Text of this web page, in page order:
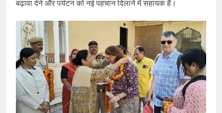
बढ़ावा देने और पर्यटन को नई पहचान दिलाने में सहायक हैं।